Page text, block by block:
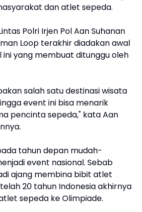
dan atlet sepeda.
Polri Irjen Pol Aan Suhanan
Loop terakhir diadakan awal
ini yang membuat ditunggu oleh
salah satu destinasi wisata
event ini bisa menarik
pencinta sepeda," kata Aan
tahun depan mudah-
event nasional. Sebab
ajang membina bibit atlet
20 tahun Indonesia akhirnya
sepeda ke Olimpiade.